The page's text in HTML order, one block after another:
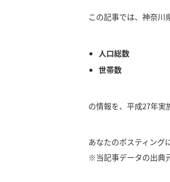
この記事では、神奈川
人口総数
世帯数
の情報を、平成27年実
あなたのポスティング
※当記事データの出典